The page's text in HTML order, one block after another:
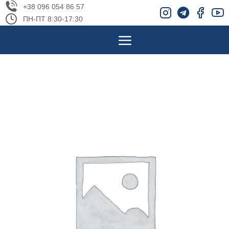
+38 096 054 86 57
ПН-ПТ 8:30-17:30